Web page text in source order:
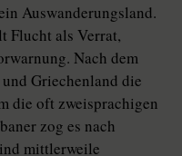
Auswanderungsland.
Flucht als Verrat,
Nach dem
Griechenland die
die oft zweisprachigen
zog es nach
mittlerweile